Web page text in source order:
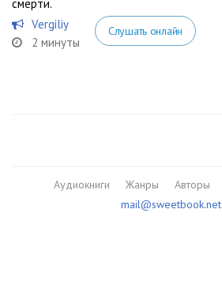
смерти.
Vergiliy
2 минуты
Слушать онлайн
Аудиокниги Жанры Авторы
mail@sweetbook.net